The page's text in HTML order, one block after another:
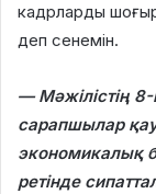
кадрларды
деп сенемін.
— Мәжілістің
сарапшылар
экономикалық
ретінде